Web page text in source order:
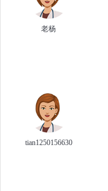
老杨
tian1250156630